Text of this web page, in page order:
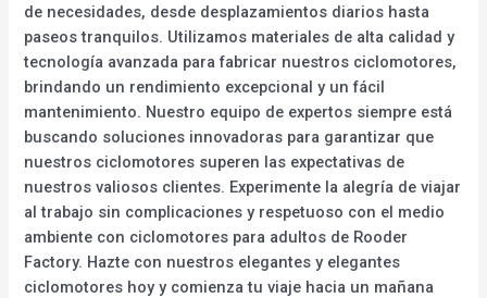
de necesidades, desde desplazamientos diarios hasta
paseos tranquilos. Utilizamos materiales de alta calidad y
tecnología avanzada para fabricar nuestros ciclomotores,
brindando un rendimiento excepcional y un fácil
mantenimiento. Nuestro equipo de expertos siempre está
buscando soluciones innovadoras para garantizar que
nuestros ciclomotores superen las expectativas de
nuestros valiosos clientes. Experimente la alegría de viajar
al trabajo sin complicaciones y respetuoso con el medio
ambiente con ciclomotores para adultos de Rooder
Factory. Hazte con nuestros elegantes y elegantes
ciclomotores hoy y comienza tu viaje hacia un mañana